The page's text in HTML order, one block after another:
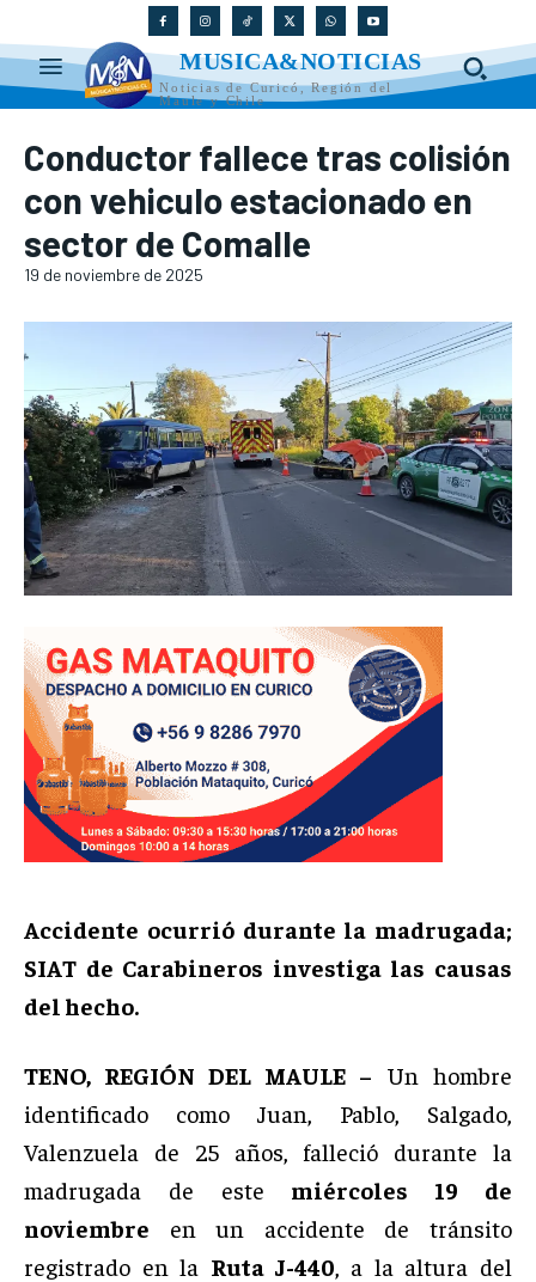
MUSICA&NOTICIAS
Noticias de Curicó, Región del
Maule y Chile
Conductor fallece tras colisión
con vehiculo estacionado en
sector de Comalle
19 de noviembre de 2025
Accidente ocurrió durante la madrugada;
SIAT de Carabineros investiga las causas
del hecho.
TENO, REGIÓN DEL MAULE – Un hombre
identificado como Juan, Pablo, Salgado,
Valenzuela de 25 años, falleció durante la
madrugada de este miércoles 19 de
noviembre en un accidente de tránsito
registrado en la Ruta J-440 , a la altura del